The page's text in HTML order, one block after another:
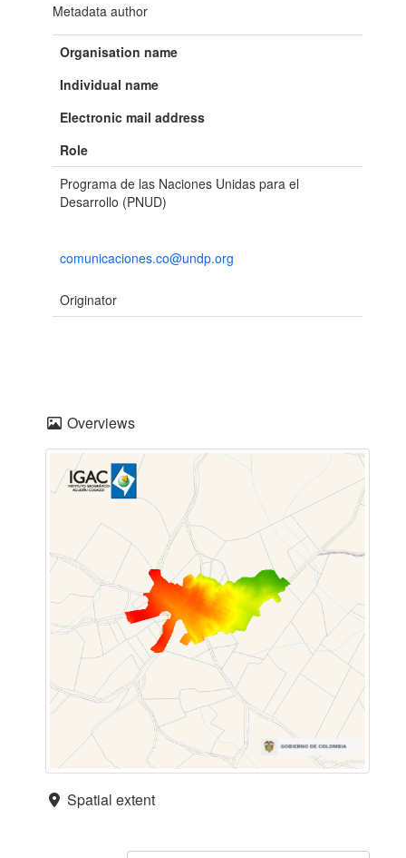
Metadata author
Organisation name
Individual name
Electronic mail address
Role
Programa de las Naciones Unidas para el
Desarrollo (PNUD)
comunicaciones.co@undp.org
Originator
Overviews
Spatial extent